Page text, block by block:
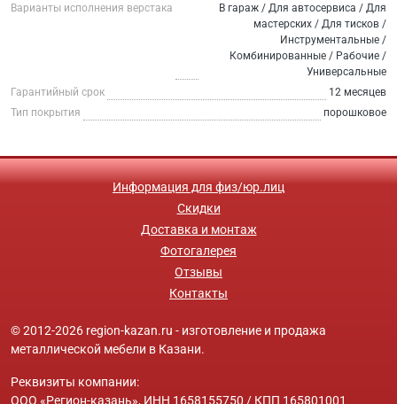
Варианты исполнения верстака
В гараж / Для автосервиса / Для
мастерских / Для тисков /
Инструментальные /
Комбинированные / Рабочие /
Универсальные
Гарантийный срок
12 месяцев
Тип покрытия
порошковое
Информация для физ/юр.лиц
Скидки
Доставка и монтаж
Фотогалерея
Отзывы
Контакты
© 2012-2026 region-kazan.ru - изготовление и продажа
металлической мебели в Казани.
Реквизиты компании:
ООО «Регион-казань», ИНН 1658155750 / КПП 165801001